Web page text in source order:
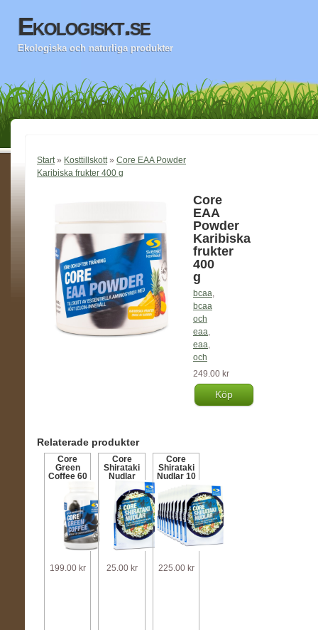
Ekologiskt.se
Ekologiska och naturliga produkter
Start» Kosttillskott» Core EAA Powder
Karibiska frukter 400 g
Core
EAA
Powder
Karibiska
frukter
400
g
bcaa,
bcaa
och
eaa,
eaa,
och
249.00 kr
Köp
Relaterade produkter
Core
Green
Coffee 60
199.00 kr
Core
Shirataki
Nudlar
25.00 kr
Core
Shirataki
Nudlar 10
225.00 kr